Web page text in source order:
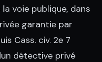
voie publique, dans
garantie par
Cass. civ. 2e 7
détective privé